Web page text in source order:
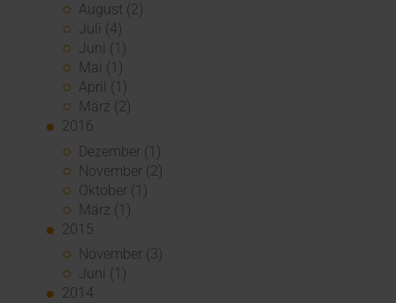
August (2)
Juli (4)
Juni (1)
Mai (1)
April (1)
März (2)
2016
Dezember (1)
November (2)
Oktober (1)
März (1)
2015
November (3)
Juni (1)
2014